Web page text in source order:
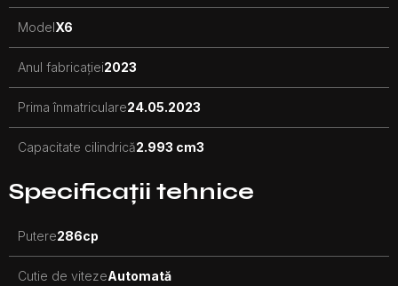
ModelX6
Anul fabricației2023
Prima înmatriculare24.05.2023
Capacitate cilindrică2.993 cm3
Specificații tehnice
Putere286cp
Cutie de vitezeAutomată